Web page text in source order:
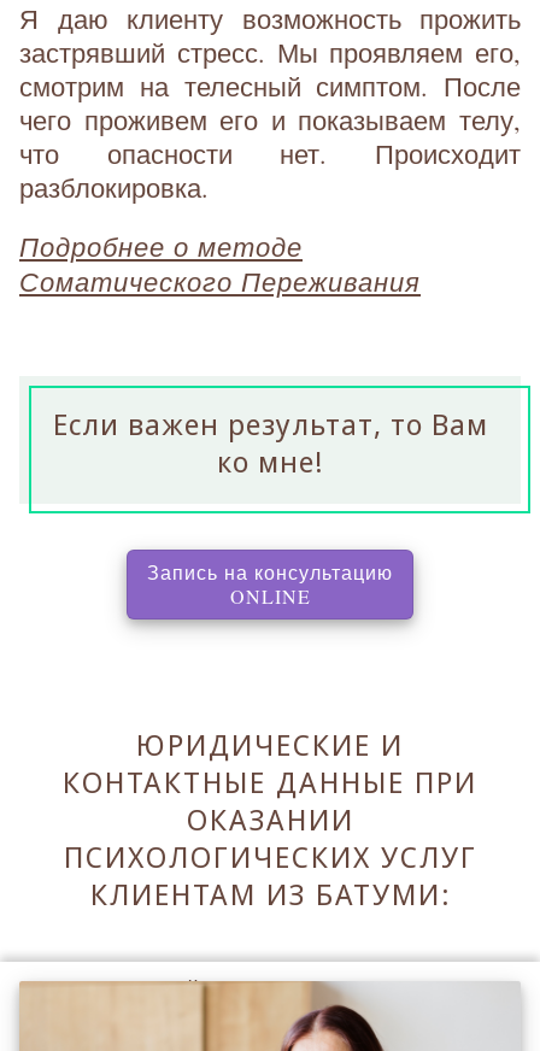
Я даю клиенту возможность прожить
застрявший стресс. Мы проявляем его,
смотрим на телесный симптом. После
чего проживем его и показываем телу,
что опасности нет. Происходит
разблокировка.
Подробнее о методе
Соматического Переживания
Если важен результат, то Вам
ко мне!
Запись на консультацию
ONLINE, перенаправляет на
ЮРИДИЧЕСКИЕ И
КОНТАКТНЫЕ ДАННЫЕ ПРИ
ОКАЗАНИИ
ПСИХОЛОГИЧЕСКИХ УСЛУГ
КЛИЕНТАМ ИЗ БАТУМИ:
Оставаясь на сайте Вы принимаете его Правила.
Принять Правила и закрыть ✖